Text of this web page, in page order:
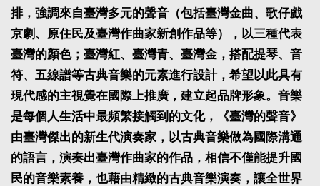
排，強調來自臺灣多元的聲音（包括臺灣金曲、歌仔戲
京劇、原住民及臺灣作曲家新創作品等），以三種代表
臺灣的顏色；臺灣紅、臺灣青、臺灣金，搭配提琴、音
符、五線譜等古典音樂的元素進行設計，希望以此具有
現代感的主視覺在國際上推廣，建立起品牌形象。音樂
是每個人生活中最頻繁接觸到的文化，《臺灣的聲音》
由臺灣傑出的新生代演奏家，以古典音樂做為國際溝通
的語言，演奏出臺灣作曲家的作品，相信不僅能提升國
民的音樂素養，也藉由精緻的古典音樂演奏，讓全世界